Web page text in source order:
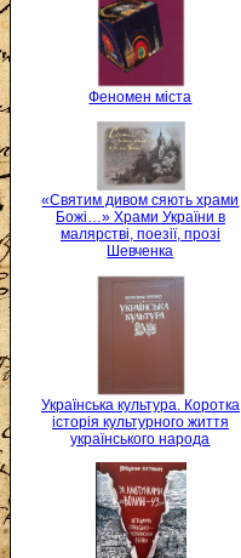
Феномен міста
«Святим дивом сяють храми
Божі…» Храми України в
малярстві, поезії, прозі
Шевченка
Українська культура. Коротка
історія культурного життя
українського народа